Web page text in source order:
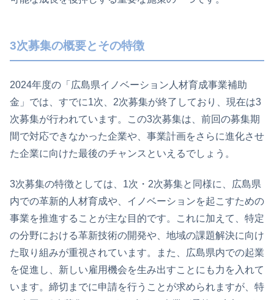
3次募集の概要とその特徴
2024年度の「広島県イノベーション人材育成事業補助
金」では、すでに1次、2次募集が終了しており、現在は3
次募集が行われています。この3次募集は、前回の募集期
間で対応できなかった企業や、事業計画をさらに進化させ
た企業に向けた最後のチャンスといえるでしょう。
3次募集の特徴としては、1次・2次募集と同様に、広島県
内での革新的人材育成や、イノベーションを起こすための
事業を推進することが主な目的です。これに加えて、特定
の分野における革新技術の開発や、地域の課題解決に向け
た取り組みが重視されています。また、広島県内での起業
を促進し、新しい雇用機会を生み出すことにも力を入れて
います。締切までに申請を行うことが求められますが、特